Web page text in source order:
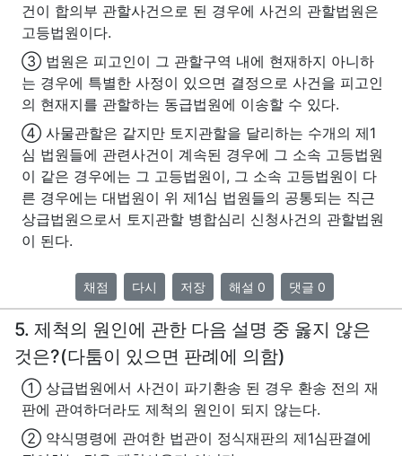
건이 합의부 관할사건으로 된 경우에 사건의 관할법원은
고등법원이다.
③ 법원은 피고인이 그 관할구역 내에 현재하지 아니하
는 경우에 특별한 사정이 있으면 결정으로 사건을 피고인
의 현재지를 관할하는 동급법원에 이송할 수 있다.
④ 사물관할은 같지만 토지관할을 달리하는 수개의 제1
심 법원들에 관련사건이 계속된 경우에 그 소속 고등법원
이 같은 경우에는 그 고등법원이, 그 소속 고등법원이 다
른 경우에는 대법원이 위 제1심 법원들의 공통되는 직근
상급법원으로서 토지관할 병합심리 신청사건의 관할법원
이 된다.
채점 다시 저장 해설 0 댓글 0
5. 제척의 원인에 관한 다음 설명 중 옳지 않은
것은?(다툼이 있으면 판례에 의함)
① 상급법원에서 사건이 파기환송 된 경우 환송 전의 재
판에 관여하더라도 제척의 원인이 되지 않는다.
② 약식명령에 관여한 법관이 정식재판의 제1심판결에